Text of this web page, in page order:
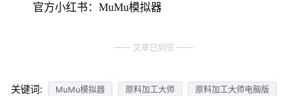
官方小红书：MuMu模拟器
文章已到底
关键词: MuMu模拟器 原料加工大师
原料加工大师电脑版